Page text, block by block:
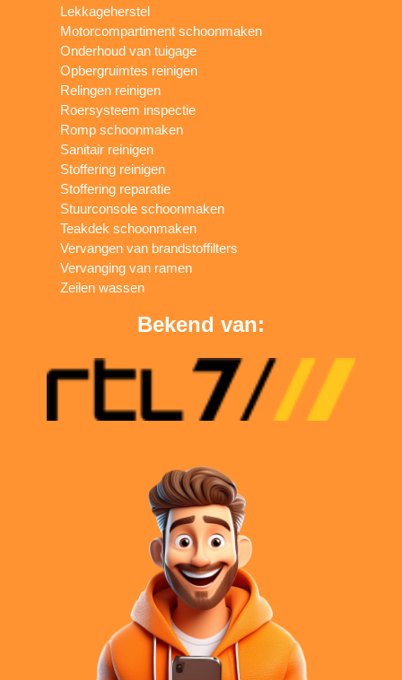
Lekkageherstel
Motorcompartiment schoonmaken
Onderhoud van tuigage
Opbergruimtes reinigen
Relingen reinigen
Roersysteem inspectie
Romp schoonmaken
Sanitair reinigen
Stoffering reinigen
Stoffering reparatie
Stuurconsole schoonmaken
Teakdek schoonmaken
Vervangen van brandstoffilters
Vervanging van ramen
Zeilen wassen
Bekend van: